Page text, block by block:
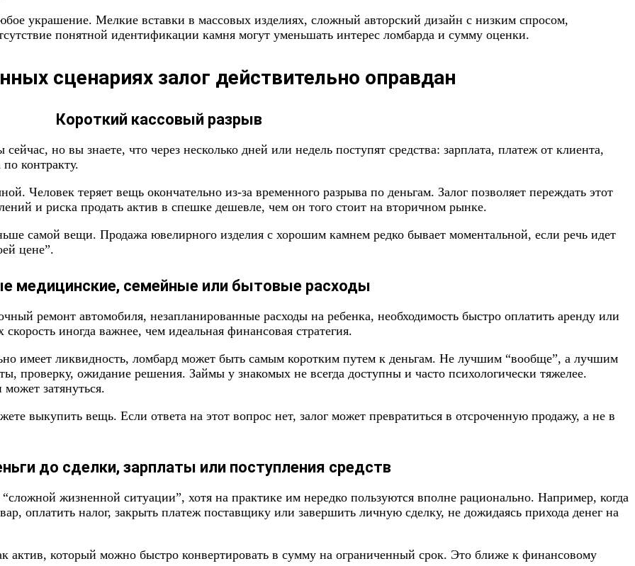
украшение. Мелкие вставки в массовых изделиях, сложный авторский дизайн с низким спросом,
понятной идентификации камня могут уменьшать интерес ломбарда и сумму оценки.
сценариях залог действительно оправдан
Короткий кассовый разрыв
но вы знаете, что через несколько дней или недель поступят средства: зарплата, платеж от клиента,
контракту.
Человек теряет вещь окончательно из-за временного разрыва по деньгам. Залог позволяет переждать этот
и риска продать актив в спешке дешевле, чем он того стоит на вторичном рынке.
самой вещи. Продажа ювелирного изделия с хорошим камнем редко бывает моментальной, если речь идет
цене”.
медицинские, семейные или бытовые расходы
ремонт автомобиля, незапланированные расходы на ребенка, необходимость быстро оплатить аренду или
иногда важнее, чем идеальная финансовая стратегия.
имеет ликвидность, ломбард может быть самым коротким путем к деньгам. Не лучшим “вообще”, а лучшим
проверку, ожидание решения. Займы у знакомых не всегда доступны и часто психологически тяжелее.
затянуться.
выкупить вещь. Если ответа на этот вопрос нет, залог может превратиться в отсроченную продажу, а не в
до сделки, зарплаты или поступления средств
жизненной ситуации”, хотя на практике им нередко пользуются вполне рационально. Например, когда
оплатить налог, закрыть платеж поставщику или завершить личную сделку, не дожидаясь прихода денег на
актив, который можно быстро конвертировать в сумму на ограниченный срок. Это ближе к финансовому